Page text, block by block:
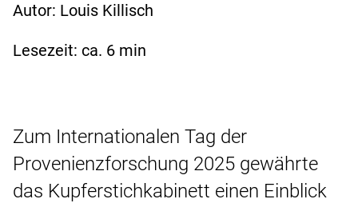
Autor: Louis Killisch
Lesezeit: ca. 6 min
Zum Internationalen Tag der
Provenienzforschung 2025 gewährte
das Kupferstichkabinett einen Einblick